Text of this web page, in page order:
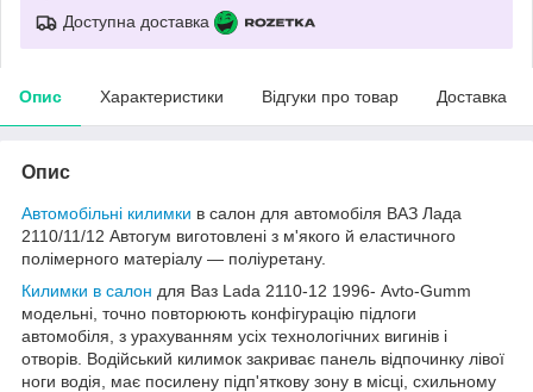
Доступна доставка
Опис Характеристики Відгуки про товар Доставка
Опис
Автомобільні килимки в салон для автомобіля ВАЗ Лада
2110/11/12 Автогум виготовлені з м'якого й еластичного
полімерного матеріалу — поліуретану.
Килимки в салон для Ваз Lada 2110-12 1996- Avto-Gumm
модельні, точно повторюють конфігурацію підлоги
автомобіля, з урахуванням усіх технологічних вигинів і
отворів. Водійський килимок закриває панель відпочинку лівої
ноги водія, має посилену підп'яткову зону в місці, схильному